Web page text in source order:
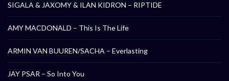
SIGALA & JAXOMY & ILAN KIDRON – RIPTIDE
AMY MACDONALD – This Is The Life
ARMIN VAN BUUREN/SACHA – Everlasting
JAY PSAR – So Into You